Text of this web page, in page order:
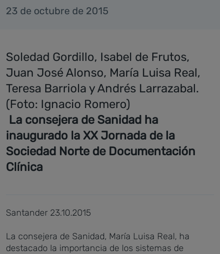
23 de octubre de 2015
Soledad Gordillo, Isabel de Frutos,
Juan José Alonso, María Luisa Real,
Teresa Barriola y Andrés Larrazabal.
(Foto: Ignacio Romero)
La consejera de Sanidad ha
inaugurado la XX Jornada de la
Sociedad Norte de Documentación
Clínica
Santander 23.10.2015
La consejera de Sanidad, María Luisa Real, ha
destacado la importancia de los sistemas de